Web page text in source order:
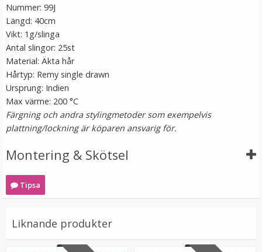
Microringar ca: 200st - Svarta
Nummer: 99J
Längd: 40cm
Vikt: 1g/slinga
Antal slingor: 25st
Material: Äkta hår
Hårtyp: Remy single drawn
Ursprung: Indien
Max värme: 200 °C
Färgning och andra stylingmetoder som exempelvis
plattning/lockning är köparen ansvarig för.
Montering & Skötsel
Tipsa
Liknande produkter